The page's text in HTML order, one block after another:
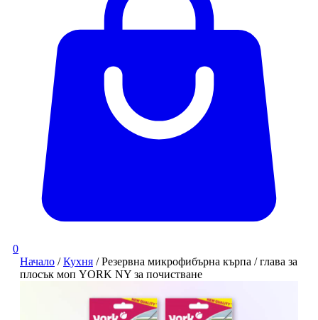
0
Начало /Кухня / Резервна микрофибърна кърпа / глава за
плосък моп YORK NY за почистване